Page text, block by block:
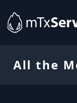
All the